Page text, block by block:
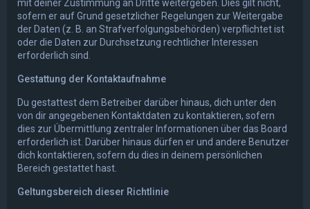
mit deiner Zustimmung an Dritte weitergeben. Dies gilt nicht,
sofern er auf Grund gesetzlicher Regelungen zur Weitergabe
der Daten (z. B. an Strafverfolgungsbehörden) verpflichtet ist
oder die Daten zur Durchsetzung rechtlicher Interessen
erforderlich sind.
Gestattung der Kontaktaufnahme
Du gestattest dem Betreiber darüber hinaus, dich unter den
von dir angegebenen Kontaktdaten zu kontaktieren, sofern
dies zur Übermittlung zentraler Informationen über das Board
erforderlich ist. Darüber hinaus dürfen er und andere Benutzer
dich kontaktieren, sofern du dies in deinem persönlichen
Bereich gestattet hast.
Geltungsbereich dieser Richtlinie